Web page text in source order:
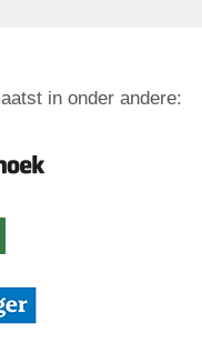
in onder andere: